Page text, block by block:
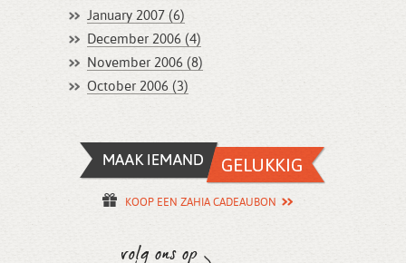
January 2007 (6)
December 2006 (4)
November 2006 (8)
October 2006 (3)
KOOP EEN ZAHIA CADEAUBON